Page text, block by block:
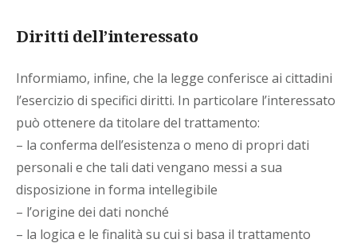
Diritti dell’interessato
Informiamo, infine, che la legge conferisce ai cittadini
l’esercizio di specifici diritti. In particolare l’interessato
può ottenere da titolare del trattamento:
– la conferma dell’esistenza o meno di propri dati
personali e che tali dati vengano messi a sua
disposizione in forma intellegibile
– l’origine dei dati nonché
– la logica e le finalità su cui si basa il trattamento